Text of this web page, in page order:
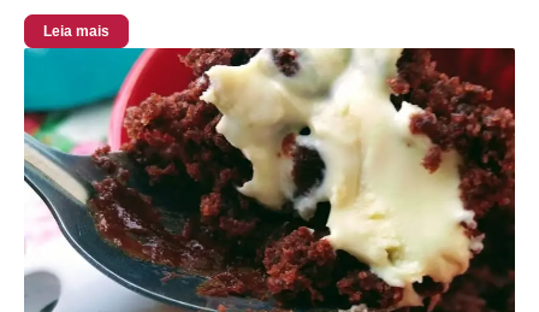
Leia mais